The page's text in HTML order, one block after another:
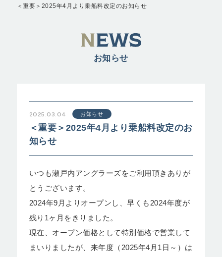
＜重要＞2025年4月より乗船料改定のお知らせ
お知らせ
2025.03.04 お知らせ
＜重要＞2025年4月より乗船料改定のお
知らせ
いつも瀬戸内アングラーズをご利用頂きありが
とうございます。
2024年9月よりオープンし、早くも2024年度が
残り1ヶ月をきりました。
現在、オープン価格として特別価格で営業して
まいりましたが、来年度（2025年4月1日～）は